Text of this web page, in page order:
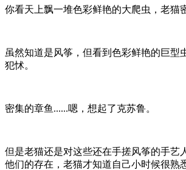
你看天上飘一堆色彩鲜艳的大爬虫，老猫
虽然知道是风筝，但看到色彩鲜艳的巨型
犯怵。
密集的章鱼......嗯，想起了克苏鲁。
但是老猫还是对这些还在手搓风筝的手艺
他们的存在，老猫才知道自己小时候很熟